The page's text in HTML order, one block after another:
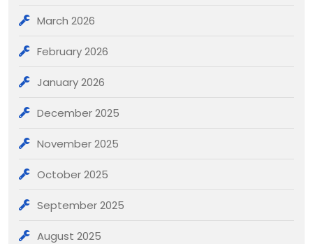
March 2026
February 2026
January 2026
December 2025
November 2025
October 2025
September 2025
August 2025